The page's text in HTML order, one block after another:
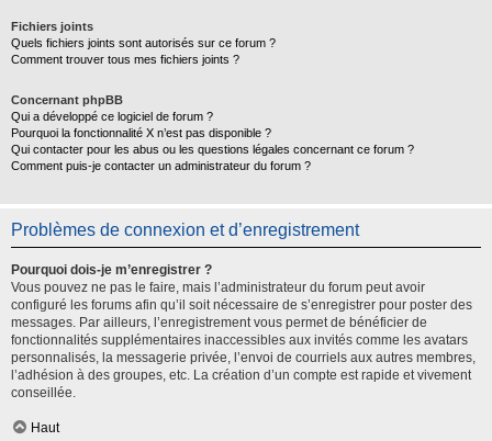
Fichiers joints
Quels fichiers joints sont autorisés sur ce forum ?
Comment trouver tous mes fichiers joints ?
Concernant phpBB
Qui a développé ce logiciel de forum ?
Pourquoi la fonctionnalité X n’est pas disponible ?
Qui contacter pour les abus ou les questions légales concernant ce forum ?
Comment puis-je contacter un administrateur du forum ?
Problèmes de connexion et d’enregistrement
Pourquoi dois-je m’enregistrer ?
Vous pouvez ne pas le faire, mais l’administrateur du forum peut avoir
configuré les forums afin qu’il soit nécessaire de s’enregistrer pour poster des
messages. Par ailleurs, l’enregistrement vous permet de bénéficier de
fonctionnalités supplémentaires inaccessibles aux invités comme les avatars
personnalisés, la messagerie privée, l’envoi de courriels aux autres membres,
l’adhésion à des groupes, etc. La création d’un compte est rapide et vivement
conseillée.
Haut